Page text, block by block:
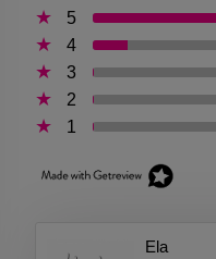
5
4
3
2
1
Ela